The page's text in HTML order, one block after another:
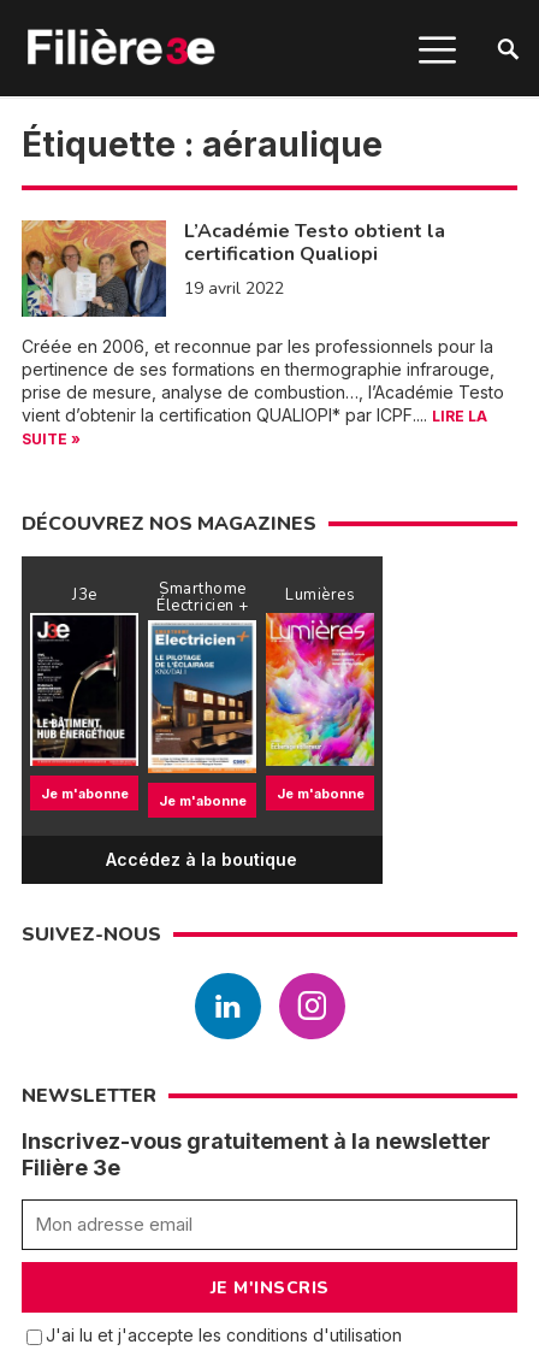
Étiquette : aéraulique
L’Académie Testo obtient la
certification Qualiopi
19 avril 2022
Créée en 2006, et reconnue par les professionnels pour la
pertinence de ses formations en thermographie infrarouge,
prise de mesure, analyse de combustion…, l’Académie Testo
vient d’obtenir la certification QUALIOPI* par ICPF.... LIRE LA
SUITE »
DÉCOUVREZ NOS MAGAZINES
J3e
Je m'abonne
Smarthome
Électricien +
Je m'abonne
Lumières
Je m'abonne
Accédez à la boutique
SUIVEZ-NOUS
NEWSLETTER
Inscrivez-vous gratuitement à la newsletter
Filière 3e
J'ai lu et j'accepte les conditions d'utilisation